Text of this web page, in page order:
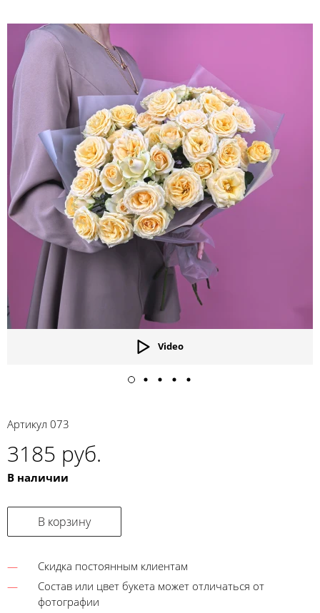
Video
Артикул 073
3185 руб.
В наличии
В корзину
Скидка постоянным клиентам
Состав или цвет букета может отличаться от
фотографии